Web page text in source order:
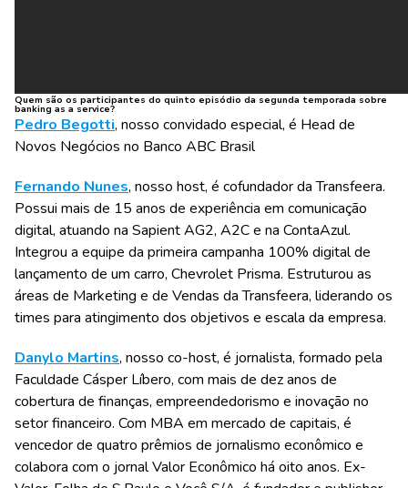
Quem são os participantes do quinto episódio da segunda temporada sobre
banking as a service?
Pedro Begotti, nosso convidado especial, é Head de
Novos Negócios no Banco ABC Brasil
Fernando Nunes, nosso host, é cofundador da Transfeera.
Possui mais de 15 anos de experiência em comunicação
digital, atuando na Sapient AG2, A2C e na ContaAzul.
Integrou a equipe da primeira campanha 100% digital de
lançamento de um carro, Chevrolet Prisma. Estruturou as
áreas de Marketing e de Vendas da Transfeera, liderando os
times para atingimento dos objetivos e escala da empresa.
Danylo Martins, nosso co-host, é jornalista, formado pela
Faculdade Cásper Líbero, com mais de dez anos de
cobertura de finanças, empreendedorismo e inovação no
setor financeiro. Com MBA em mercado de capitais, é
vencedor de quatro prêmios de jornalismo econômico e
colabora com o jornal Valor Econômico há oito anos. Ex-